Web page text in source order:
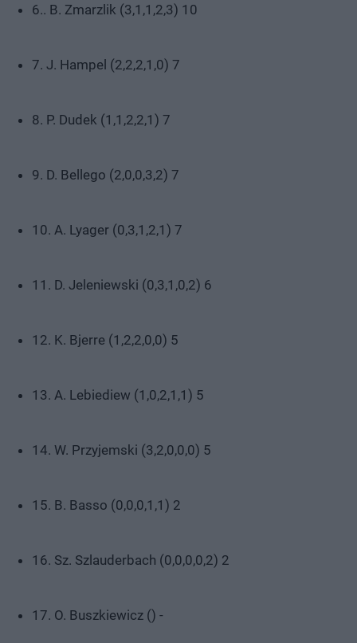
6.. B. Zmarzlik (3,1,1,2,3) 10
7. J. Hampel (2,2,2,1,0) 7
8. P. Dudek (1,1,2,2,1) 7
9. D. Bellego (2,0,0,3,2) 7
10. A. Lyager (0,3,1,2,1) 7
11. D. Jeleniewski (0,3,1,0,2) 6
12. K. Bjerre (1,2,2,0,0) 5
13. A. Lebiediew (1,0,2,1,1) 5
14. W. Przyjemski (3,2,0,0,0) 5
15. B. Basso (0,0,0,1,1) 2
16. Sz. Szlauderbach (0,0,0,0,2) 2
17. O. Buszkiewicz () -